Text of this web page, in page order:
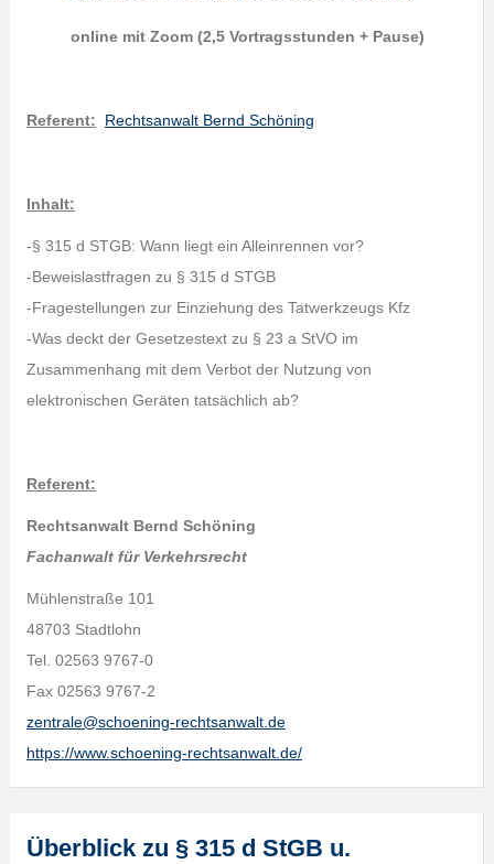
online mit Zoom (2,5 Vortragsstunden + Pause)
Referent: Rechtsanwalt Bernd Schöning
Inhalt:
-§ 315 d STGB: Wann liegt ein Alleinrennen vor?
-Beweislastfragen zu § 315 d STGB
-Fragestellungen zur Einziehung des Tatwerkzeugs Kfz
-Was deckt der Gesetzestext zu § 23 a StVO im
Zusammenhang mit dem Verbot der Nutzung von
elektronischen Geräten tatsächlich ab?
Referent:
Rechtsanwalt Bernd Schöning
Fachanwalt für Verkehrsrecht
Mühlenstraße 101
48703 Stadtlohn
Tel. 02563 9767-0
Fax 02563 9767-2
zentrale@schoening-rechtsanwalt.de
https://www.schoening-rechtsanwalt.de/
Überblick zu § 315 d StGB u.